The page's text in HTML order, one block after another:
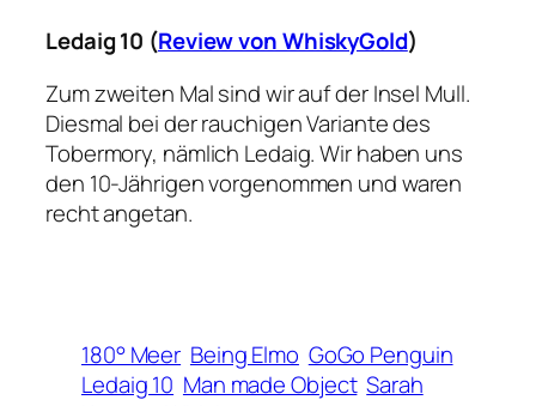
Ledaig 10 (Review von WhiskyGold)
Zum zweiten Mal sind wir auf der Insel Mull.
Diesmal bei der rauchigen Variante des
Tobermory, nämlich Ledaig. Wir haben uns
den 10-Jährigen vorgenommen und waren
recht angetan.
180° Meer Being Elmo GoGo Penguin
Ledaig 10 Man made Object Sarah